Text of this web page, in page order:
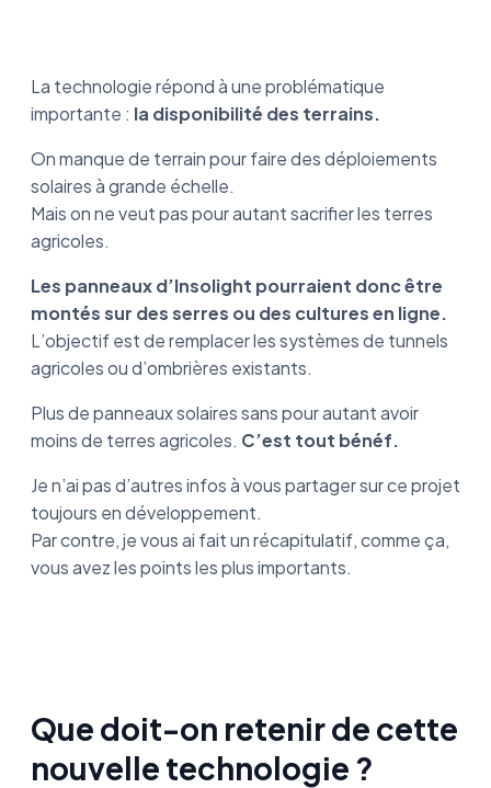
La technologie répond à une problématique
importante : la disponibilité des terrains.
On manque de terrain pour faire des déploiements
solaires à grande échelle.
Mais on ne veut pas pour autant sacrifier les terres
agricoles.
Les panneaux d’Insolight pourraient donc être
montés sur des serres ou des cultures en ligne.
L’objectif est de remplacer les systèmes de tunnels
agricoles ou d’ombrières existants.
Plus de panneaux solaires sans pour autant avoir
moins de terres agricoles. C’est tout bénéf.
Je n’ai pas d’autres infos à vous partager sur ce projet
toujours en développement.
Par contre, je vous ai fait un récapitulatif, comme ça,
vous avez les points les plus importants.
Que doit-on retenir de cette
nouvelle technologie ?